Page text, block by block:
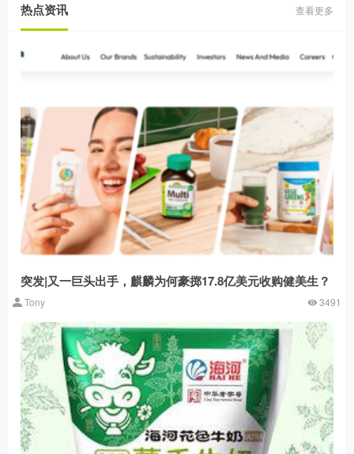
热点资讯 查看更多
突发|又一巨头出手，麒麟为何豪掷17.8亿美元收购健美生？
Tony 3491